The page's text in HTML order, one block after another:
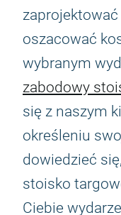
oszacować
wybranym
zabodowy
się z naszym
określeniu
dowiedzieć
stoisko
Ciebie